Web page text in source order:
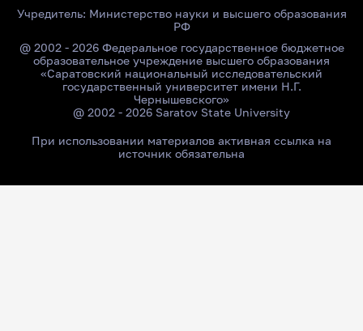
Учредитель: Министерство науки и высшего образования
РФ
@ 2002 - 2026 Федеральное государственное бюджетное
образовательное учреждение высшего образования
«Саратовский национальный исследовательский
государственный университет имени Н.Г.
Чернышевского»
@ 2002 - 2026 Saratov State University
При использовании материалов активная ссылка на
источник обязательна